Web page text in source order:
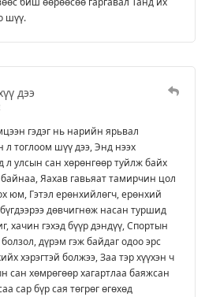
шүү.
дээ
гэдэг нь нарийн ярьвал
л тоглоом шүү дээ, Энд нээх
л улсын сан хөрөнгөөр туйлж байх
Яахав гавьяат тамирчин цол
юм, Гэтэл ерөнхийлөгч, ерөнхий
дөвчигнөж насан туршид
хачин гэхэд бүүр дэндүү, Спортын
дүрэм гэж байдаг одоо эрс
хэрэгтэй болжээ, Заа тэр хүүхэн ч
сан хөмрөгөөр хагартлаа баяжсан
сар бүр сая төгрөг өгөхөд